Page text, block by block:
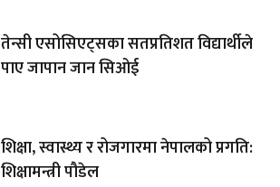
तेन्सी एसोसिएट्सका सतप्रतिशत विद्यार्थीले
पाए जापान जान सिओई
शिक्षा, स्वास्थ्य र रोजगारमा नेपालको प्रगति:
शिक्षामन्त्री पौडेल